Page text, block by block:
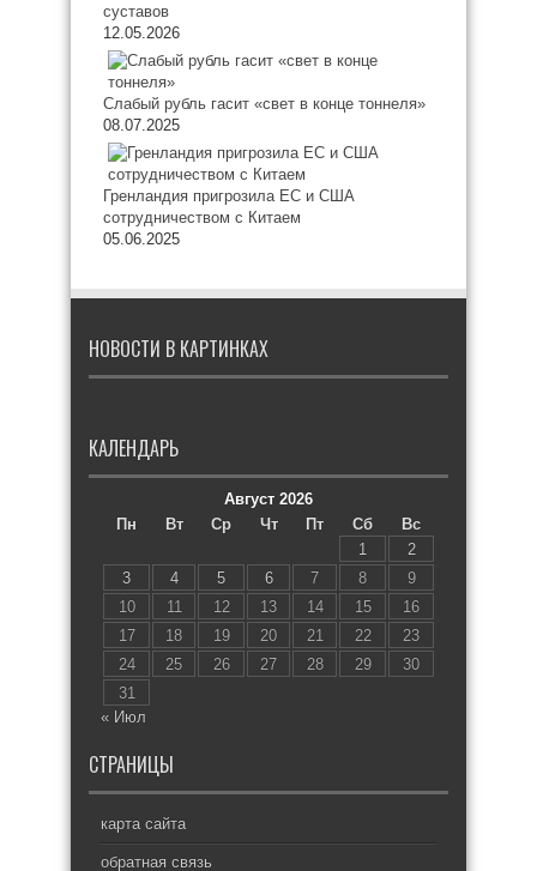
суставов
12.05.2026
Слабый рубль гасит «свет в конце тоннеля»
08.07.2025
Гренландия пригрозила ЕС и США
сотрудничеством с Китаем
05.06.2025
НОВОСТИ В КАРТИНКАХ
КАЛЕНДАРЬ
Август 2026
Пн
Вт Ср Чт Пт Сб
Вс
1
2
3
4 5 6 7 8
9
10
11 12 13 14 15
16
17
18 19 20 21 22
23
24
25 26 27 28 29
30
31
« Июл
СТРАНИЦЫ
карта сайта
обратная связь